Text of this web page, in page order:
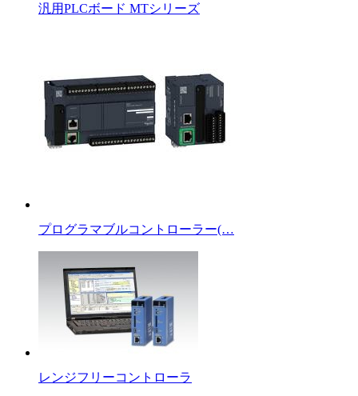
汎用PLCボード MTシリーズ
プログラマブルコントローラー(…
レンジフリーコントローラ